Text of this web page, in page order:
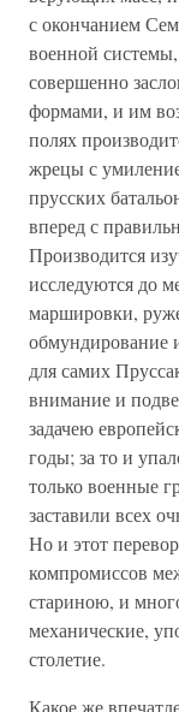
с окончанием
военной
совершенно
формами, и им
полях
жрецы с
прусских
вперед с
Производится
исследуются до
маршировки,
обмундирование
для самих
внимание и
задачею
годы; за то и
только военные
заставили всех
Но и этот
компромиссов
стариною, и
механические,
столетие.
Какое же